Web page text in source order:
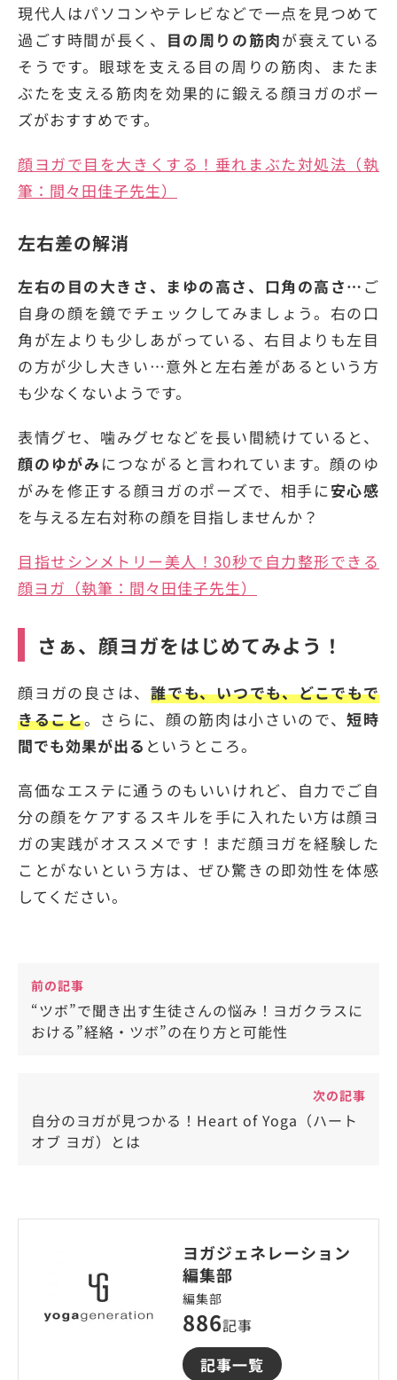
現代人はパソコンやテレビなどで一点を見つめて
過ごす時間が長く、 目の周りの筋肉が衰えている
そうです。眼球を支える目の周りの筋肉、またま
ぶたを支える筋肉を効果的に鍛える顔ヨガのポー
ズがおすすめです。
顔ヨガで目を大きくする！垂れまぶた対処法（執
筆：間々田佳子先生）
左右差の解消
左右の目の大きさ、まゆの高さ、口角の高さ… ご
自身の顔を鏡でチェックしてみましょう。右の口
角が左よりも少しあがっている、右目よりも左目
の方が少し大きい…意外と左右差があるという方
も少なくないようです。
表情グセ、噛みグセなどを長い間続けていると、
顔のゆがみにつながると言われています。顔のゆ
がみを修正する顔ヨガのポーズで、相手に安心感
を与える左右対称の顔を目指しませんか？
目指せシンメトリー美人！30秒で自力整形できる
顔ヨガ（執筆：間々田佳子先生）
さぁ、顔ヨガをはじめてみよう！
顔ヨガの良さは、誰でも、いつでも、どこでもで
きること。さらに、顔の筋肉は小さいので、短時
間でも効果が出る というところ。
高価なエステに通うのもいいけれど、自力でご自
分の顔をケアするスキルを手に入れたい方は顔ヨ
ガの実践がオススメです！まだ顔ヨガを経験した
ことがないという方は、ぜひ驚きの即効性を体感
してください。
前の記事
“ツボ”で聞き出す生徒さんの悩み！ヨガクラスに
おける”経絡・ツボ”の在り方と可能性
次の記事
自分のヨガが見つかる！Heart of Yoga（ハート
オブ ヨガ）とは
ヨガジェネレーション
編集部
編集部
886記事
記事一覧